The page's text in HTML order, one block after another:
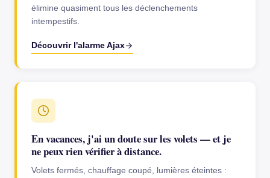
élimine quasiment tous les déclenchements
intempestifs.
Découvrir l'alarme Ajax
En vacances, j'ai un doute sur les volets — et je
ne peux rien vérifier à distance.
Volets fermés, chauffage coupé, lumières éteintes :